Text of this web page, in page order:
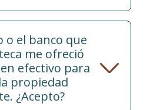
o el banco que
me ofreció
efectivo para
propiedad
¿Acepto?